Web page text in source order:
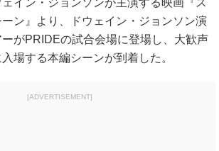
イン・ジョンソンが主演する映画『ス
ン』より、ドウェイン・ジョンソン演
がPRIDEの試合会場に登場し、大歓声
場する本編シーンが到着した。
[ADVERTISEMENT]